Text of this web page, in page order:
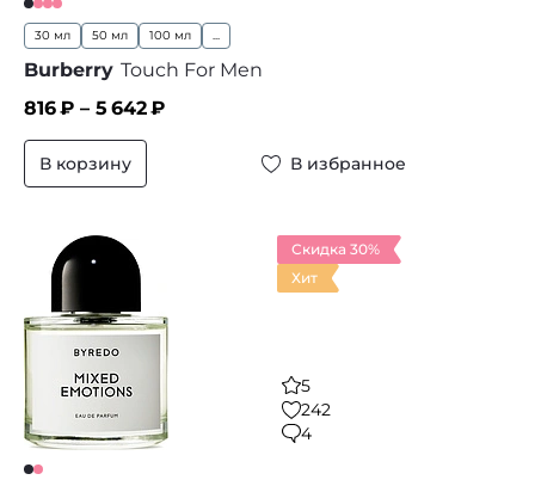
30 мл 50 мл 100 мл ...
Burberry Touch For Men
816₽ – 5 642₽
В корзину В избранное
Скидка 30%
Хит
5
242
4